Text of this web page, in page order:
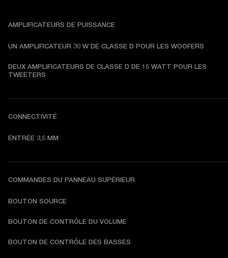
AMPLIFICATEURS DE PUISSANCE
UN AMPLIFICATEUR 30 W DE CLASSE D POUR LES WOOFERS
DEUX AMPLIFICATEURS DE CLASSE D DE 15 WATT POUR LES
TWEETERS
CONNECTIVITÉ
ENTRÉE 3,5 MM
COMMANDES DU PANNEAU SUPÉRIEUR
BOUTON SOURCE
BOUTON DE CONTRÔLE DU VOLUME
BOUTON DE CONTRÔLE DES BASSES